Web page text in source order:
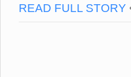
READ FULL STORY